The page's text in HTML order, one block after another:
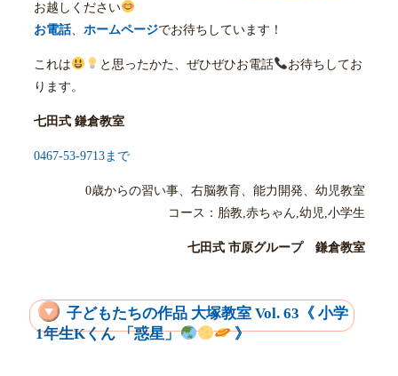
お越しください
お電話、 ホームページでお待ちしています！
これは と思ったかた、ぜひぜひお電話
お待ちしてお
ります。
七田式 鎌倉教室
0467-53-9713まで
0歳からの習い事、右脳教育、能力開発、幼児教室
コース：胎教,赤ちゃん,幼児,小学生
七田式 市原グループ 鎌倉教室
子どもたちの作品 大塚教室 Vol. 63《 小学
1年生Kくん 「惑星」
》